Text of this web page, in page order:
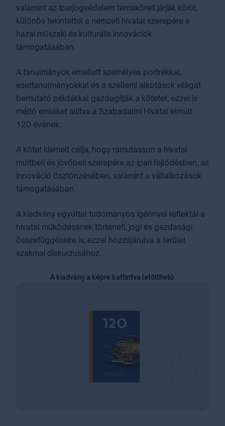
valamint az iparjogvédelem témaköreit járják körül,
különös tekintettel a nemzeti hivatal szerepére a
hazai műszaki és kulturális innovációk
támogatásában.
A tanulmányok emellett személyes portrékkal,
esettanulmányokkal és a szellemi alkotások világát
bemutató példákkal gazdagítják a kötetet, ezzel is
méltó emléket állítva a Szabadalmi Hivatal elmúlt
120 évének.
A kötet kiemelt célja, hogy rámutasson a hivatal
múltbeli és jövőbeli szerepére az ipari fejlődésben, az
innováció ösztönzésében, valamint a vállalkozások
támogatásában.
A kiadvány egyúttal tudományos igénnyel reflektál a
hivatal működésének történeti, jogi és gazdasági
összefüggéseire is, ezzel hozzájárulva a terület
szakmai diskurzusához.
A kiadvány a képre kattintva letölthető.